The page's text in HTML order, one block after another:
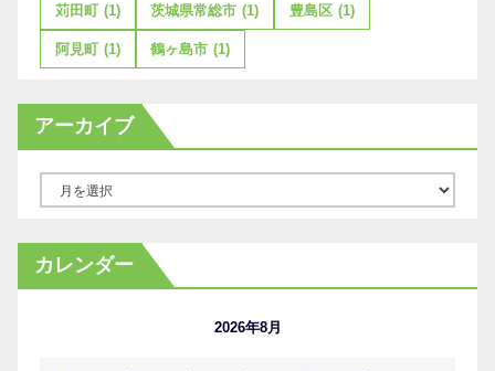
苅田町 (1) 茨城県常総市 (1) 豊島区 (1)
阿見町 (1) 鶴ヶ島市 (1)
アーカイブ
カ
イ
カレンダー
2026年8月